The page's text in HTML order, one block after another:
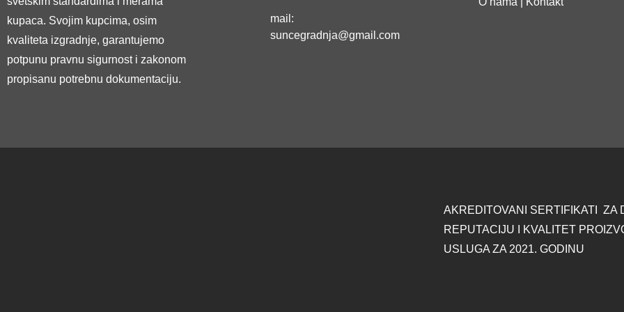
kupaca. Svojim kupcima, osim
kvaliteta izgradnje, garantujemo
potpunu pravnu sigurnost i zakonom
propisanu potrebnu dokumentaciju.
mail:
suncegradnja@gmail.com
AKREDITOVANI SERTIFIKATI ZA
REPUTACIJU I KVALITET
USLUGA ZA 2021. GODINU